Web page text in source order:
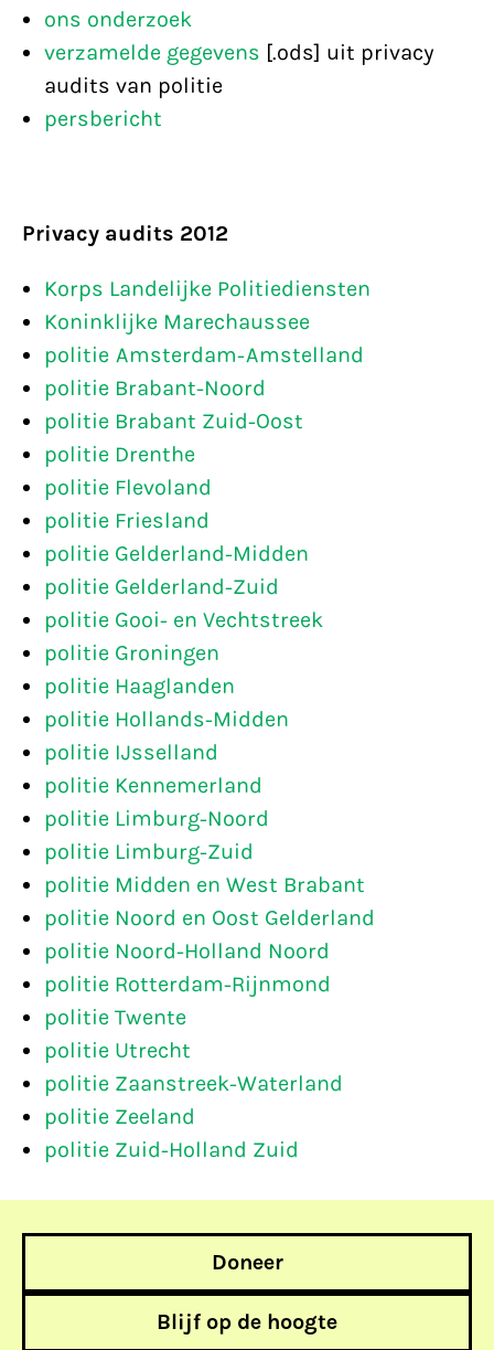
ons onderzoek
verzamelde gegevens [.ods] uit privacy
audits van politie
persbericht
Privacy audits 2012
Korps Landelijke Politiediensten
Koninklijke Marechaussee
politie Amsterdam-Amstelland
politie Brabant-Noord
politie Brabant Zuid-Oost
politie Drenthe
politie Flevoland
politie Friesland
politie Gelderland-Midden
politie Gelderland-Zuid
politie Gooi- en Vechtstreek
politie Groningen
politie Haaglanden
politie Hollands-Midden
politie IJsselland
politie Kennemerland
politie Limburg-Noord
politie Limburg-Zuid
politie Midden en West Brabant
politie Noord en Oost Gelderland
politie Noord-Holland Noord
politie Rotterdam-Rijnmond
politie Twente
politie Utrecht
politie Zaanstreek-Waterland
politie Zeeland
politie Zuid-Holland Zuid
Doneer
Blijf op de hoogte